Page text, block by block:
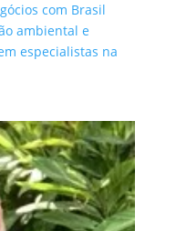
com Brasil
ambiental e
especialistas na